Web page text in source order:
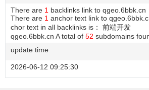
There are 1 backlinks link to qgeo.6bbk.cn
There are 1 anchor text link to
chor text in all backlinks is： 前端开发
qgeo.6bbk.cn A total of 52 subdomains
update time
2026-06-12 09:25:30